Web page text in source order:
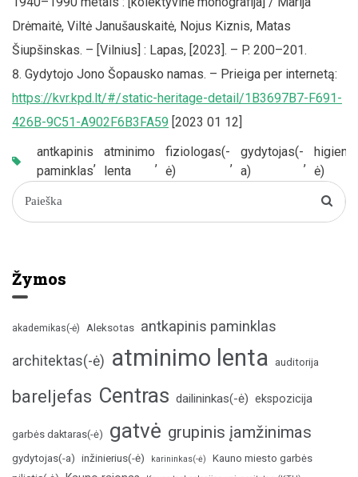
Drėmaitė, Viltė Janušauskaitė, Nojus Kiznis, Matas
Šiupšinskas. – [Vilnius] : Lapas, [2023]. – P. 200–201.
Gydytojo Jono Šopausko namas. – Prieiga per internetą:
https://kvr.kpd.lt/#/static-heritage-detail/1B3697B7-F691-
426B-9C51-A902F6B3FA59 [2023 01 12]
antkapinis
paminklas
,
atminimo
lenta
,
fiziologas(-
ė)
,
gydytojas(-
a)
,
ė)
Žymos
akademikas(-ė) Aleksotas antkapinis paminklas
architektas(-ė) atminimo lenta auditorija
bareljefas Centras dailininkas(-ė) ekspozicija
garbės daktaras(-ė) gatvė grupinis įamžinimas
gydytojas(-a) inžinierius(-ė) karininkas(-ė)
Kauno miesto garbės